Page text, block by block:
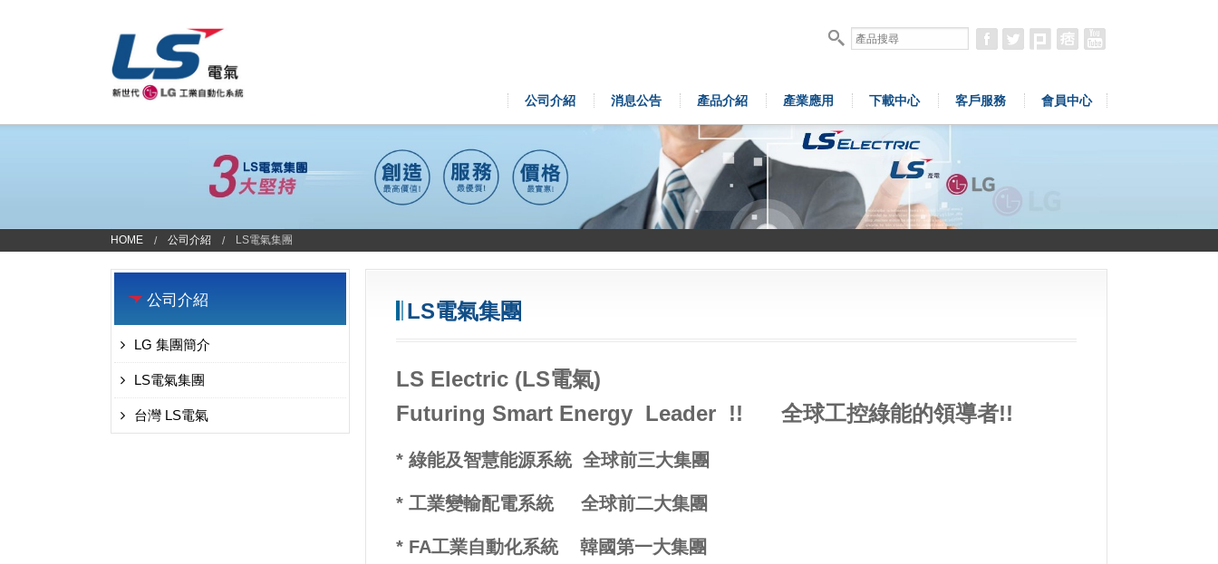
公司介紹 消息公告 產品介紹 產業應用 下載中心 客戶服務 會員中心
HOME 公司介紹 LS電氣集團
公司介紹
LG 集團簡介
LS電氣集團
台灣 LS電氣
LS電氣集團
LS Electric (LS電氣)
Futuring Smart Energy Leader !! 全球工控綠能的領導者!!
* 綠能及智慧能源系統 全球前三大集團
* 工業變輸配電系統 全球前二大集團
* FA工業自動化系統 韓國第一大集團